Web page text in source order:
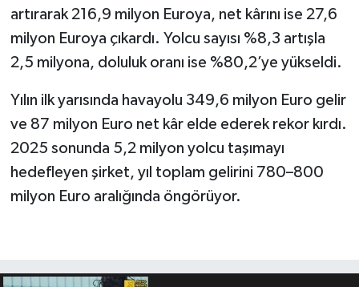
artırarak 216,9 milyon Euroya, net kârını ise 27,6
milyon Euroya çıkardı. Yolcu sayısı %8,3 artışla
2,5 milyona, doluluk oranı ise %80,2’ye yükseldi.
Yılın ilk yarısında havayolu 349,6 milyon Euro gelir
ve 87 milyon Euro net kâr elde ederek rekor kırdı.
2025 sonunda 5,2 milyon yolcu taşımayı
hedefleyen şirket, yıl toplam gelirini 780–800
milyon Euro aralığında öngörüyor.